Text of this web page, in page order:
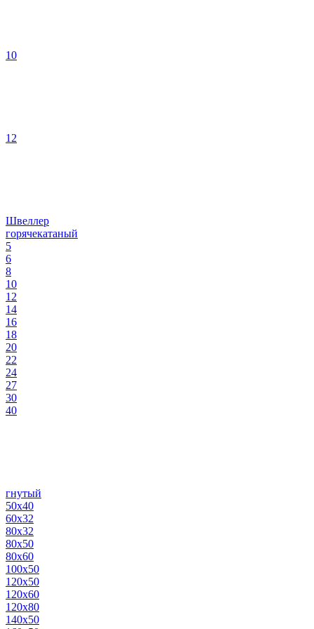
10
12
Швеллер
горячекатаный
5
6
8
10
12
14
16
18
20
22
24
27
30
40
гнутый
50х40
60х32
80х32
80х50
80х60
100х50
120х50
120х60
120х80
140х50